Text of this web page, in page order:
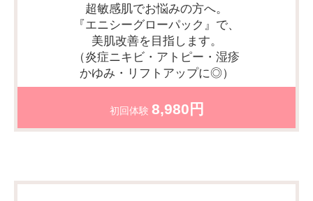
超敏感肌でお悩みの方へ。
『エニシーグローパック』で、
美肌改善を目指します。
（炎症ニキビ・アトピー・湿疹
かゆみ・リフトアップに◎）
初回体験 8,980円